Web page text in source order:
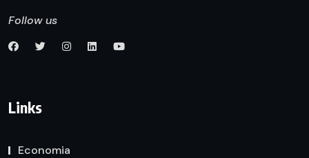
Follow us
Links
Economia